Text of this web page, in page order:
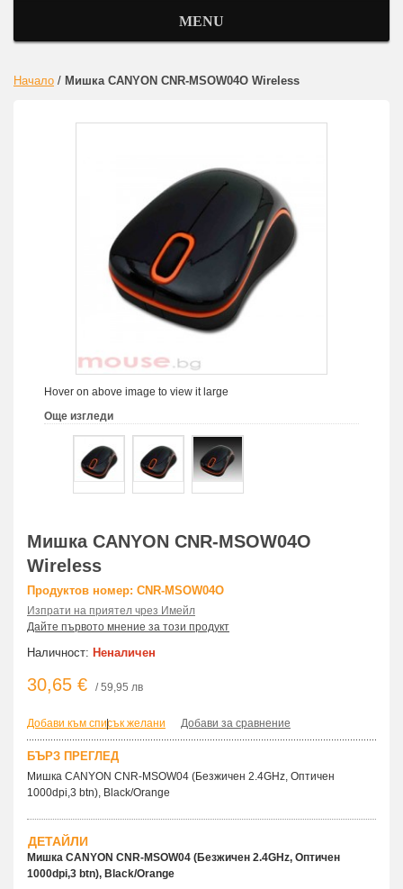
MENU
Начало / Мишка CANYON CNR-MSOW04O Wireless
Hover on above image to view it large
Още изгледи
Мишка CANYON CNR-MSOW04O
Wireless
Продуктов номер: CNR-MSOW04O
Изпрати на приятел чрез Имейл
Дайте първото мнение за този продукт
Наличност: Неналичен
30,65 € / 59,95 лв
Добави към списък желани
| Добави за сравнение
БЪРЗ ПРЕГЛЕД
Мишка CANYON CNR-MSOW04 (Безжичен 2.4GHz, Оптичен
1000dpi,3 btn), Black/Orange
ДЕТАЙЛИ
Мишка CANYON CNR-MSOW04 (Безжичен 2.4GHz, Оптичен
1000dpi,3 btn), Black/Orange